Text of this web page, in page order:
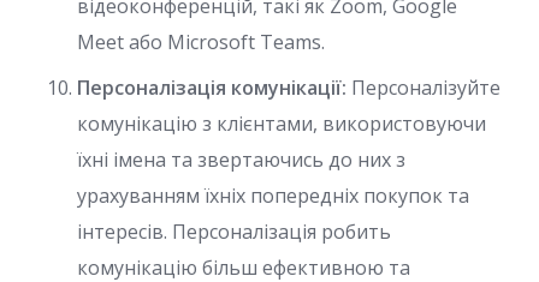
відеоконференцій, такі як Zoom, Google
Meet або Microsoft Teams.
Персоналізація комунікації: Персоналізуйте
комунікацію з клієнтами, використовуючи
їхні імена та звертаючись до них з
урахуванням їхніх попередніх покупок та
інтересів. Персоналізація робить
комунікацію більш ефективною та